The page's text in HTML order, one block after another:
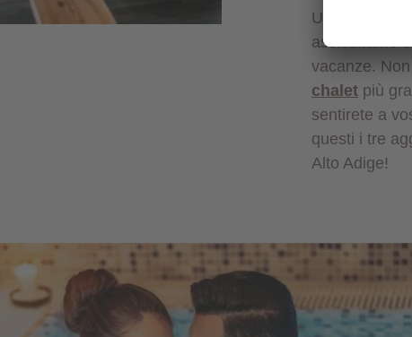
Uno chalet e
assicuriamo
vacanze.
chalet più
sentirete a
questi i tre
Alto Adige!